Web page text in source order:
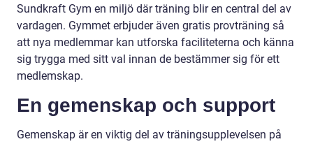
Sundkraft Gym en miljö där träning blir en central del av
vardagen. Gymmet erbjuder även gratis provträning så
att nya medlemmar kan utforska faciliteterna och känna
sig trygga med sitt val innan de bestämmer sig för ett
medlemskap.
En gemenskap och support
Gemenskap är en viktig del av träningsupplevelsen på